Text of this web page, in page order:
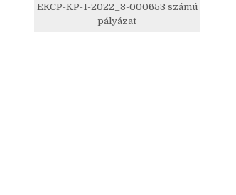
EKCP-KP-1-2022_3-000653 számú
pályázat